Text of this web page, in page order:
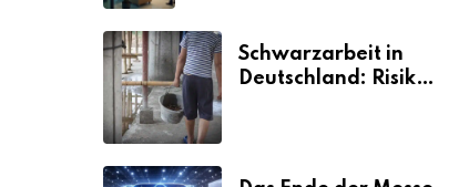
Schwarzarbeit in
Deutschland: Risiken